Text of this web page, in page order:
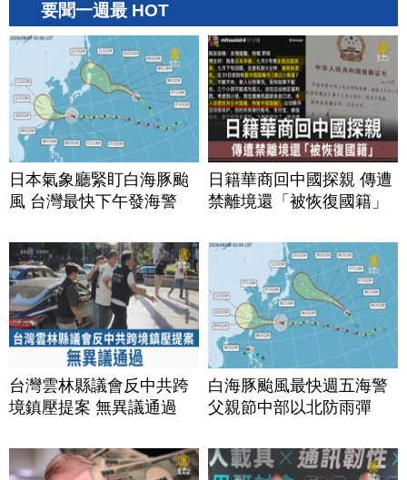
要聞一週最 HOT
日本氣象廳緊盯白海豚颱
風 台灣最快下午發海警
日籍華商回中國探親 傳遭
禁離境還「被恢復國籍」
台灣雲林縣議會反中共跨
境鎮壓提案 無異議通過
白海豚颱風最快週五海警
父親節中部以北防雨彈